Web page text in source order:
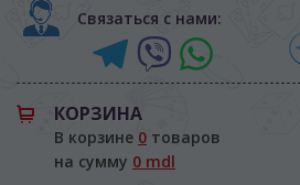
Связаться с нами:
КОРЗИНА
В корзине 0 товаров
на сумму 0 mdl